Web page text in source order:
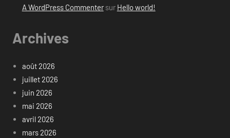
A WordPress Commentersur Hello world!
Archives
août 2026
juillet 2026
juin 2026
mai 2026
avril 2026
mars 2026